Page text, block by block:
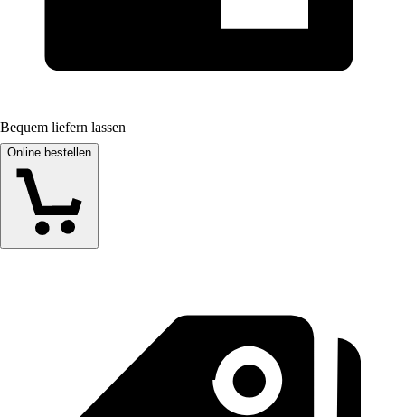
Bequem liefern lassen
Online bestellen